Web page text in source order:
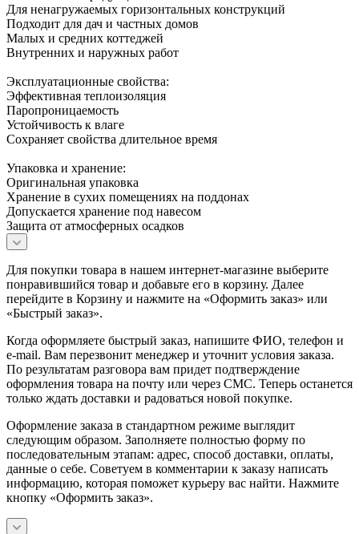
Для ненагружаемых горизонтальных конструкций
Подходит для дач и частных домов
Малых и средних коттеджей
Внутренних и наружных работ
Эксплуатационные свойства:
Эффективная теплоизоляция
Паропроницаемость
Устойчивость к влаге
Сохраняет свойства длительное время
Упаковка и хранение:
Оригинальная упаковка
Хранение в сухих помещениях на поддонах
Допускается хранение под навесом
Защита от атмосферных осадков
Для покупки товара в нашем интернет-магазине выберите
понравившийся товар и добавьте его в корзину. Далее
перейдите в Корзину и нажмите на «Оформить заказ» или
«Быстрый заказ».
Когда оформляете быстрый заказ, напишите ФИО, телефон и
e-mail. Вам перезвонит менеджер и уточнит условия заказа.
По результатам разговора вам придет подтверждение
оформления товара на почту или через СМС. Теперь останется
только ждать доставки и радоваться новой покупке.
Оформление заказа в стандартном режиме выглядит
следующим образом. Заполняете полностью форму по
последовательным этапам: адрес, способ доставки, оплаты,
данные о себе. Советуем в комментарии к заказу написать
информацию, которая поможет курьеру вас найти. Нажмите
кнопку «Оформить заказ».